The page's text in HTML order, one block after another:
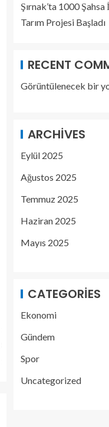
Şırnak’ta 1000
Tarım Projesi Başladı
RECENT
Görüntülenecek bir
ARCHIVES
Eylül 2025
Ağustos 2025
Temmuz 2025
Haziran 2025
Mayıs 2025
CATEGORIES
Ekonomi
Gündem
Spor
Uncategorized